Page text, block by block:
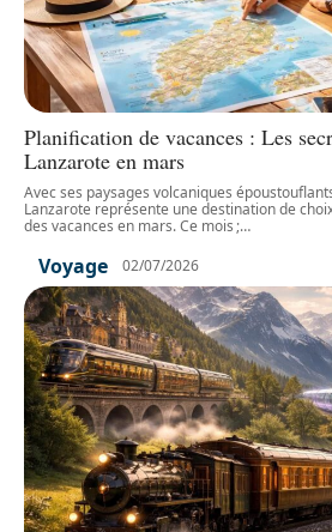
Planification de vacances : Les
Lanzarote en mars
Avec ses paysages volcaniques
Lanzarote représente une destination de
des vacances en mars. Ce mois ;…
Voyage 02/07/2026